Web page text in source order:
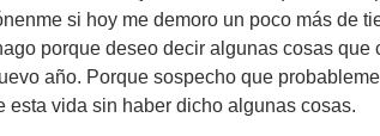
si hoy me demoro un poco más de
porque deseo decir algunas cosas que
año. Porque sospecho que
esta vida sin haber dicho algunas cosas.